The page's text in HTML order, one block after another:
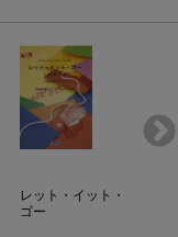
/ 松 たか子
アリドーシャス
レット・イット・
ゴー